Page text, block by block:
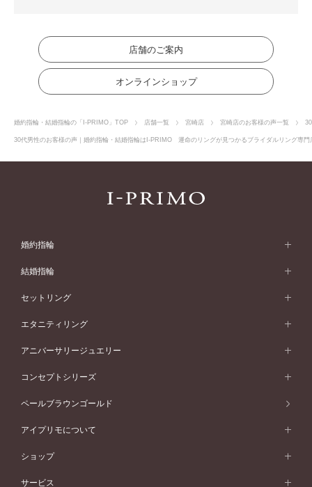
店舗のご案内
オンラインショップ
婚約指輪・結婚指輪の「I-PRIMO」TOP 店舗一覧 宮崎店 宮崎店のお客様の声一覧
30代男性のお客様の声｜婚約指輪・結婚指輪はI-PRIMO 運命のリングが見つかるブライダルリング専
婚約指輪
婚約指輪 (エンゲージリング)
婚約指輪一覧
ピンクゴールド
ペールブラウンゴールド
ウェーブライン
V字ライン
ワンサイドメレ
ダブルサイドメレ
シンプル
フェミニン
モード
50万円台～
40万円台～
30万円台～
婚約指輪 人気ランキング
結婚指輪
結婚指輪 (マリッジリング)
結婚指輪一覧
ピンクゴールド
ペールブラウンゴールド
ウェーブライン
V字ライン
ワンメレ
セベラルメレ
シンプル
フェミニン
モード
50万円～
40万円～50万円
セットリング
セットリング
セットリング一覧
ピンクゴールド
ペールブラウンゴールド
エタニティリング
エタニティリング
エタニティリング一覧
ピンクゴールド
ペールブラウンゴールド
アニバーサリージュエリー
アニバーサリージュエリー
アニバーサリージュエリー一覧
ファッションリング
ブレスレット
コンセプトシリーズ
コンセプトシリーズ
オリジンビリーフ
ペールブラウンゴールド
アイプリモについて
アイプリモについて
パーソナルハンド診断
ショップ
店舗一覧
サービス